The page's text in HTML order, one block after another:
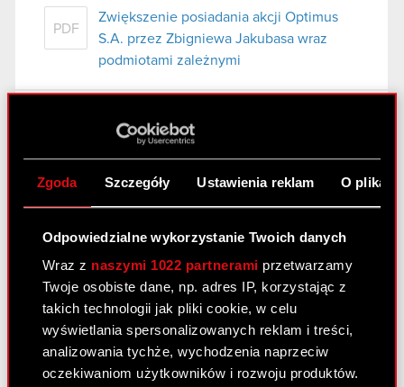
Zgoda Szczegóły Ustawienia reklam O
Odpowiedzialne wykorzystanie Twoich danych
Wraz z naszymi 1022 partnerami przetwarzamy
Twoje osobiste dane, np. adres IP, korzystając z
takich technologii jak pliki cookie, w celu
wyświetlania spersonalizowanych reklam i treści,
analizowania tychże, wychodzenia naprzeciw
oczekiwaniom użytkowników i rozwoju produktów.
PDF
Zwiększenie posiadania akcji Optimus
S.A. przez Zbigniewa Jakubasa wraz
podmiotami zależnymi
Raport bieżący nr 54/2008
Zawezwanie Spółki do próby ugodowej
przez Pana Michała Dębskiego
Raport bieżący nr 53/2008
5 maja 2008
PDF
Rejestracja akcji serii C1 w rejestrze
prowadzonym przez Krajowy Depozyt
Papierów Wartościowych S.A.